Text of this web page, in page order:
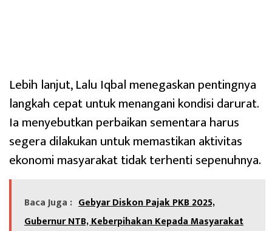
Lebih lanjut, Lalu Iqbal menegaskan pentingnya
langkah cepat untuk menangani kondisi darurat.
Ia menyebutkan perbaikan sementara harus
segera dilakukan untuk memastikan aktivitas
ekonomi masyarakat tidak terhenti sepenuhnya.
Baca Juga : Gebyar Diskon Pajak PKB 2025,
Gubernur NTB, Keberpihakan Kepada Masyarakat